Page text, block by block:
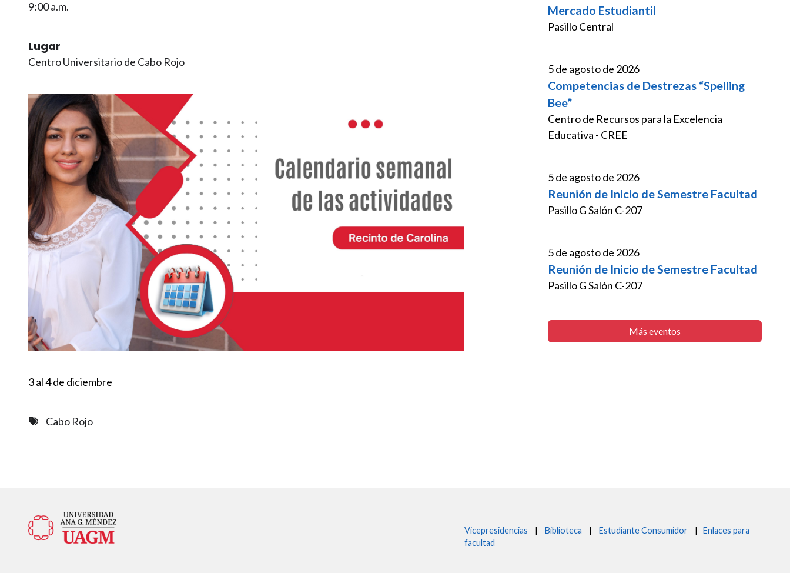
9:00 a.m.
Lugar
Centro Universitario de Cabo Rojo
Imagen
3 al 4 de diciembre
Cabo Rojo
Mercado Estudiantil
Pasillo Central
5 de agosto de 2026
Competencias de Destrezas “Spelling
Bee”
Centro de Recursos para la Excelencia
Educativa - CREE
5 de agosto de 2026
Reunión de Inicio de Semestre Facultad
Pasillo G Salón C-207
5 de agosto de 2026
Reunión de Inicio de Semestre Facultad
Pasillo G Salón C-207
Más eventos
Vicepresidencias | Biblioteca | Estudiante Consumidor |
Enlaces para
facultad